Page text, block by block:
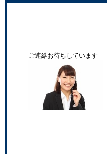
ご連絡お待ちしています